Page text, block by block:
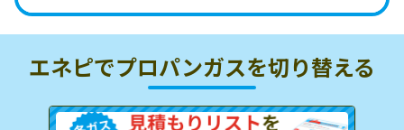
エネピでプロパンガスを切り替える